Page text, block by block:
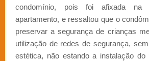
condomínio, pois foi afixada na
apartamento, e ressaltou que o
preservar a segurança de crianças
utilização de redes de segurança,
estética, não estando a instalação do